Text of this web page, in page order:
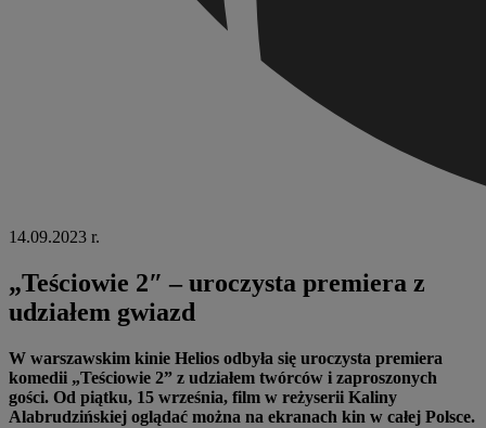
14.09.2023 r.
„Teściowie 2″ – uroczysta premiera z
udziałem gwiazd
W warszawskim kinie Helios odbyła się uroczysta premiera
komedii „Teściowie 2” z udziałem twórców i zaproszonych
gości. Od piątku, 15 września, film w reżyserii Kaliny
Alabrudzińskiej oglądać można na ekranach kin w całej Polsce.